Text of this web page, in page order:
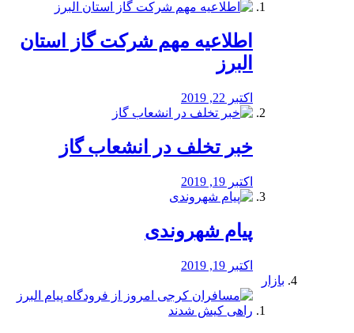
️اطلاعیه مهم شرکت گاز استان
البرز
اکتبر 22, 2019
خبر تخلف در انشعاب گاز
اکتبر 19, 2019
پیام شهروندی
اکتبر 19, 2019
بازار